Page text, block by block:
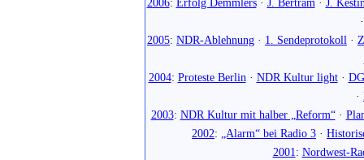
2005: NDR-Ablehnung · 1. Sendeprotokoll ·
2004: Proteste Berlin · NDR Kultur light·
·
2003: NDR Kultur mit halber „Reform“·
2002: „Alarm“ bei Radio 3 ·
2001: Nordwest-